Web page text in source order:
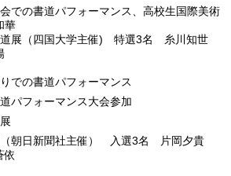
での書道パフォーマンス、高校生国際美術
華
展（四国大学主催) 特選3名 糸川知世
奈 宮武陽
での書道パフォーマンス
パフォーマンス大会参加
朝日新聞社主催） 入選3名 片岡夕貴
香 矢野蒼依